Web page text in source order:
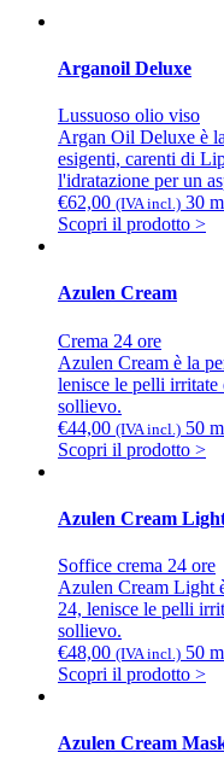
Arganoil Deluxe
Lussuoso olio viso
Argan Oil Deluxe è
esigenti, carenti di
l'idratazione per un
€62,00 (IVA incl.) 30
Scopri il prodotto >
Azulen Cream
Crema 24 ore
Azulen Cream è la
lenisce le pelli irritate
sollievo.
€44,00 (IVA incl.) 50
Scopri il prodotto >
Azulen Cream
Soffice crema 24 ore
Azulen Cream Light
24, lenisce le pelli
sollievo.
€48,00 (IVA incl.) 50
Scopri il prodotto >
Azulen Cream